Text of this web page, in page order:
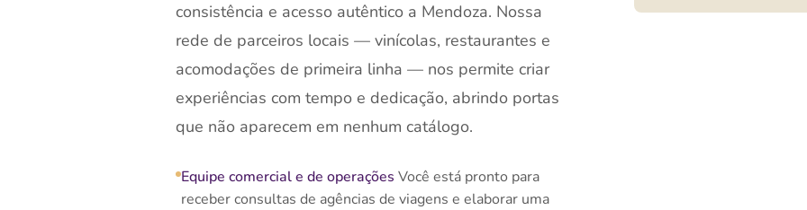
consistência e acesso autêntico a Mendoza. Nossa
rede de parceiros locais — vinícolas, restaurantes e
acomodações de primeira linha — nos permite criar
experiências com tempo e dedicação, abrindo portas
que não aparecem em nenhum catálogo.
Equipe comercial e de operações Você está pronto para
receber consultas de agências de viagens e elaborar uma